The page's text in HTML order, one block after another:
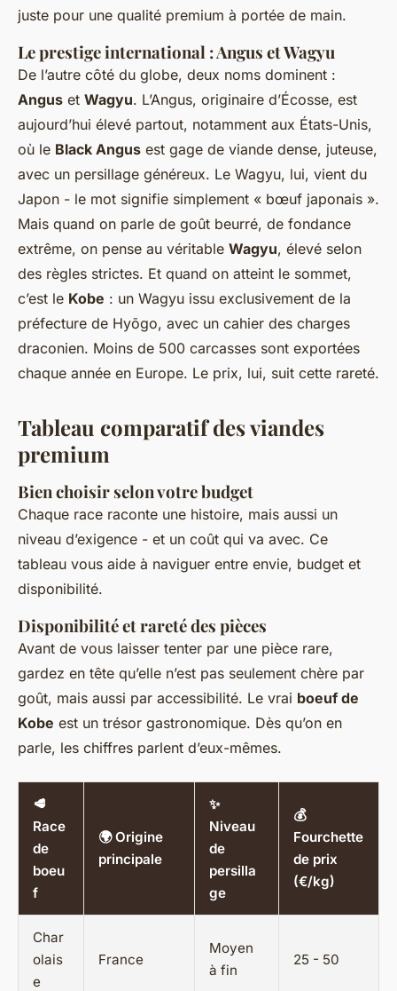
juste pour une qualité premium à portée de main.
Le prestige international : Angus et Wagyu
De l’autre côté du globe, deux noms dominent :
Angus et Wagyu. L’Angus, originaire d’Écosse, est
aujourd’hui élevé partout, notamment aux États-Unis,
où le Black Angus est gage de viande dense, juteuse,
avec un persillage généreux. Le Wagyu, lui, vient du
Japon - le mot signifie simplement « bœuf japonais ».
Mais quand on parle de goût beurré, de fondance
extrême, on pense au véritable Wagyu, élevé selon
des règles strictes. Et quand on atteint le sommet,
c’est le Kobe : un Wagyu issu exclusivement de la
préfecture de Hyōgo, avec un cahier des charges
draconien. Moins de 500 carcasses sont exportées
chaque année en Europe. Le prix, lui, suit cette rareté.
Tableau comparatif des viandes
premium
Bien choisir selon votre budget
Chaque race raconte une histoire, mais aussi un
niveau d’exigence - et un coût qui va avec. Ce
tableau vous aide à naviguer entre envie, budget et
disponibilité.
Disponibilité et rareté des pièces
Avant de vous laisser tenter par une pièce rare,
gardez en tête qu’elle n’est pas seulement chère par
goût, mais aussi par accessibilité. Le vrai boeuf de
Kobe est un trésor gastronomique. Dès qu’on en
parle, les chiffres parlent d’eux-mêmes.
🥩
Race
de
boeu
f
🌍 Origine
principale
✨
Niveau
de
persilla
ge
💰
Fourchette
de prix
(€/kg)
Char
olais
e
France
Moyen
à fin
25 - 50